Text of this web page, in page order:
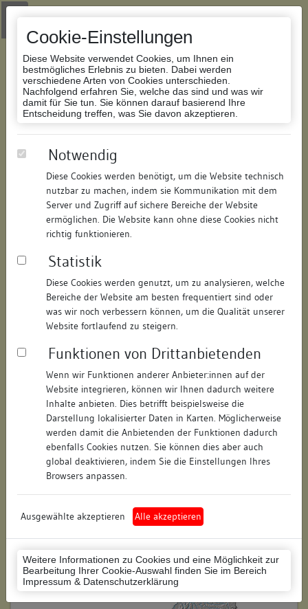
Cookie-Einstellungen
Diese Website verwendet Cookies, um Ihnen ein
bestmögliches Erlebnis zu bieten. Dabei werden
verschiedene Arten von Cookies unterschieden.
Nachfolgend erfahren Sie, welche das sind und was wir
damit für Sie tun. Sie können darauf basierend Ihre
Entscheidung treffen, was Sie davon akzeptieren.
Notwendig
Diese Cookies werden benötigt, um die Website technisch
nutzbar zu machen, indem sie Kommunikation mit dem
Server und Zugriff auf sichere Bereiche der Website
ermöglichen. Die Website kann ohne diese Cookies nicht
richtig funktionieren.
Statistik
Diese Cookies werden genutzt, um zu analysieren, welche
Bereiche der Website am besten frequentiert sind oder
was wir noch verbessern können, um die Qualität unserer
Website fortlaufend zu steigern.
Funktionen von Drittanbietenden
Wenn wir Funktionen anderer Anbieter:innen auf der
Website integrieren, können wir Ihnen dadurch weitere
Inhalte anbieten. Dies betrifft beispielsweise die
Darstellung lokalisierter Daten in Karten. Möglicherweise
werden damit die Anbietenden der Funktionen dadurch
ebenfalls Cookies nutzen. Sie können dies aber auch
global deaktivieren, indem Sie die Einstellungen Ihres
Browsers anpassen.
Ausgewählte akzeptieren Alle akzeptieren
Weitere Informationen zu Cookies und eine Möglichkeit zur
Bearbeitung Ihrer Cookie-Auswahl finden Sie im Bereich
Impressum & Datenschutzerklärung
Zur Navigation springen
Zum Inhalt der Website springen
Datenbank Bauforschung/Restaurierung
341315049183/Datum:07.07.2008
Datenbestand:
Bauforschung
Als PDF herunterladen:
Objektdaten
Straße: Inselgasse
Hausnummer: 15
Postleitzahl: 78462
Stadt-Teilort: Konstanz
Regierungsbezirk: Freiburg
Konstanz (Landkreis)
Wohnplatzschlüssel: 8335043012
Flurstücknummer: 148
Historischer Straßenname: keiner
Lage des Wohnplatzes: